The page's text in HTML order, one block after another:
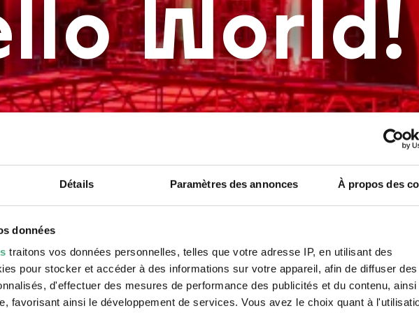
Détails Paramètres des annonces À propos des
données
traitons vos données personnelles, telles que votre adresse IP, en utilisant des
pour stocker et accéder à des informations sur votre appareil, afin de diffuser des
d'effectuer des mesures de performance des publicités et du contenu, ainsi
favorisant ainsi le développement de services. Vous avez le choix quant à
La nature entoure les tuyaux et les parties
Copyright: © Weltkulturerbe Völklinger
World!
Dietze | Weltkulturerbe Völklinger Hütte
du regard Röntgen
9.11.2025 - 6.9.2026
10.05. - 15.11.26
22.7.2023 - 27.8.2028
(Exept
Others)
World!
Dietze | Weltkulturerbe Völklinger Hütte